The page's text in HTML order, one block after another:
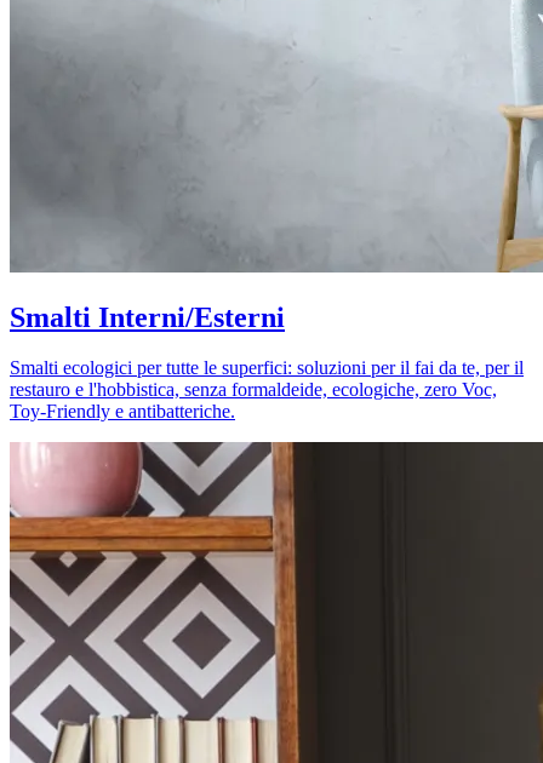
Smalti Interni/Esterni
Smalti ecologici per tutte le superfici: soluzioni per il fai da te, per il
restauro e l'hobbistica, senza formaldeide, ecologiche, zero Voc,
Toy-Friendly e antibatteriche.